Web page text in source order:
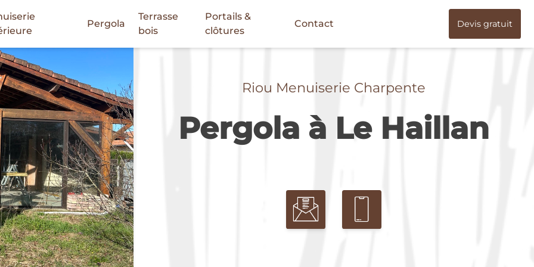
Pergola
Terrasse
bois
Portails &
clôtures
Contact Devis gratuit
Riou Menuiserie Charpente
Pergola à Le Haillan